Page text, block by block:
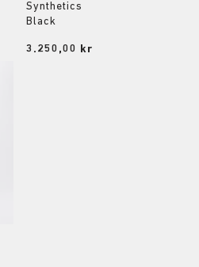
Synthetics
Black
Price:
3.250,00 kr